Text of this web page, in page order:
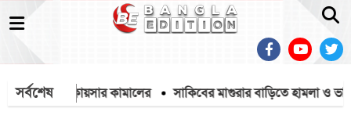
সর্বশেষ
ব্যারিস্টার কায়সার কামালের সাকিবের মাগুরার বাড়িতে হামলা ও ভাঙচুর